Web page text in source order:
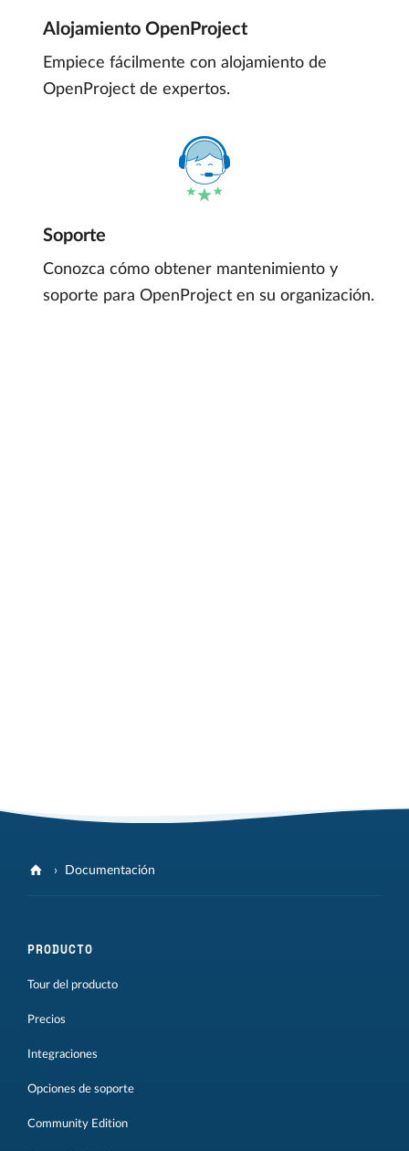
Alojamiento OpenProject
Empiece fácilmente con alojamiento de
OpenProject de expertos.
Soporte
Conozca cómo obtener mantenimiento y
soporte para OpenProject en su organización.
Documentación
PRODUCTO
Tour del producto
Precios
Integraciones
Opciones de soporte
Community Edition